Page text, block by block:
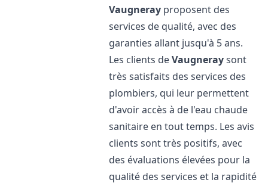
Vaugneray proposent des
services de qualité, avec des
garanties allant jusqu'à 5 ans.
Les clients deVaugneraysont
très satisfaits des services des
plombiers, qui leur permettent
d'avoir accès à de l'eau chaude
sanitaire en tout temps. Les avis
clients sont très positifs, avec
des évaluations élevées pour la
qualité des services et la rapidité